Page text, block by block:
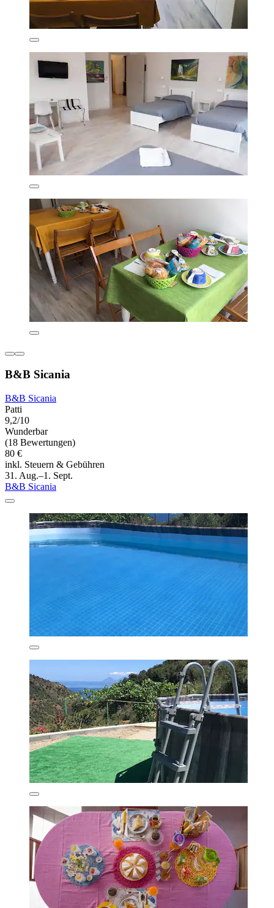
B&B Sicania
B&B Sicania
Patti
9,2/10
Wunderbar
(18 Bewertungen)
80 €
inkl. Steuern & Gebühren
31. Aug.–1. Sept.
B&B Sicania